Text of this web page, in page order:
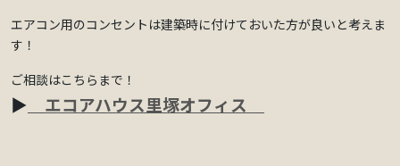
エアコン用のコンセントは建築時に付けておいた方が良いと考えま
す！
ご相談はこちらまで！
▶ エコアハウス里塚オフィス